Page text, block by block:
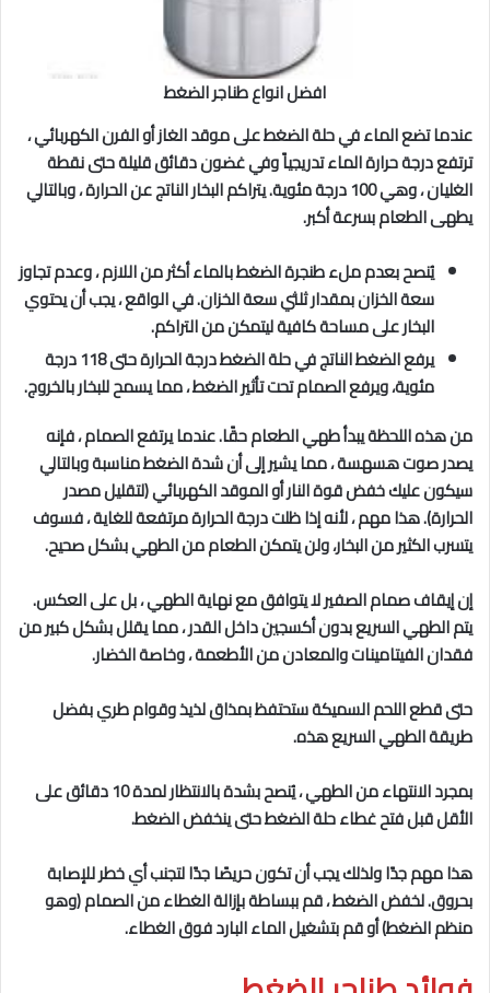
افضل انواع طناجر الضغط
عندما تضع الماء في حلة الضغط على موقد الغاز أو الفرن الكهربائي ،
ترتفع درجة حرارة الماء تدريجياً وفي غضون دقائق قليلة حتى نقطة
الغليان ، وهي 100 درجة مئوية. يتراكم البخار الناتج عن الحرارة ، وبالتالي
يطهى الطعام بسرعة أكبر.
يُنصح بعدم ملء طنجرة الضغط بالماء أكثر من اللازم ، وعدم تجاوز
سعة الخزان بمقدار ثلثي سعة الخزان. في الواقع ، يجب أن يحتوي
البخار على مساحة كافية ليتمكن من التراكم.
يرفع الضغط الناتج في حلة الضغط درجة الحرارة حتى 118 درجة
مئوية، ويرفع الصمام تحت تأثير الضغط ، مما يسمح للبخار بالخروج.
من هذه اللحظة يبدأ طهي الطعام حقًا. عندما يرتفع الصمام ، فإنه
يصدر صوت هسهسة ، مما يشير إلى أن شدة الضغط مناسبة وبالتالي
سيكون عليك خفض قوة النار أو الموقد الكهربائي (لتقليل مصدر
الحرارة). هذا مهم ، لأنه إذا ظلت درجة الحرارة مرتفعة للغاية ، فسوف
يتسرب الكثير من البخار، ولن يتمكن الطعام من الطهي بشكل صحيح.
إن إيقاف صمام الصفير لا يتوافق مع نهاية الطهي ، بل على العكس.
يتم الطهي السريع بدون أكسجين داخل القدر ، مما يقلل بشكل كبير من
فقدان الفيتامينات والمعادن من الأطعمة ، وخاصة الخضار.
حتى قطع اللحم السميكة ستحتفظ بمذاق لذيذ وقوام طري بفضل
طريقة الطهي السريع هذه.
بمجرد الانتهاء من الطهي ، يُنصح بشدة بالانتظار لمدة 10 دقائق على
الأقل قبل فتح غطاء حلة الضغط حتى ينخفض ​​الضغط.
هذا مهم جدًا ولذلك يجب أن تكون حريصًا جدًا لتجنب أي خطر للإصابة
بحروق. لخفض الضغط ، قم ببساطة بإزالة الغطاء من الصمام (وهو
منظم الضغط) أو قم بتشغيل الماء البارد فوق الغطاء.